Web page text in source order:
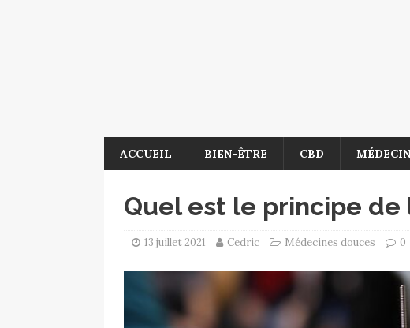
ACCUEIL BIEN-ÊTRE CBD
Quel est le principe de
13 juillet 2021 Cedric Médecines douces 0